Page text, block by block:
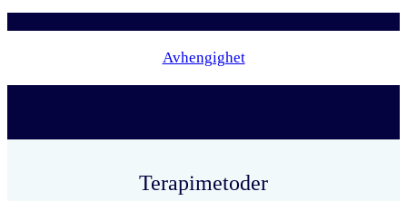
Avhengighet
Terapimetoder